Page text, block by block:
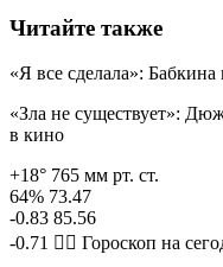
Читайте также
«Я все сделала»: Бабкина
«Зла не существует»:
в кино
+18° 765 мм рт. ст.
64% 73.47
-0.83 85.56
-0.71 🧙‍♀ Гороскоп на